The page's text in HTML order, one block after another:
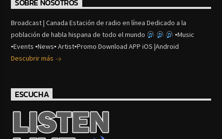
SOBRE NOSOTROS
Broadcast | Canada Estación de radio en línea Dedicado a la
población de habla hispana de todo el mundo
▪Music
▪Events ▪News▪ Artist▪Promo Download APP iOS |Android
Descubrir más
ESCUCHA